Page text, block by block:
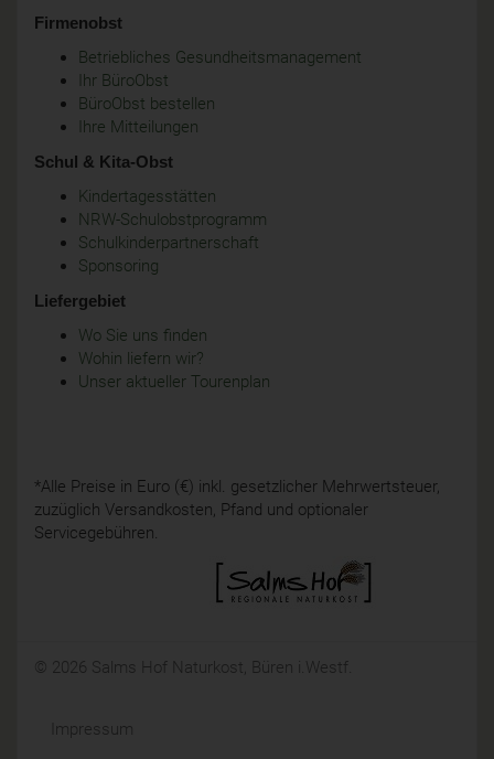
Firmenobst
Betriebliches Gesundheitsmanagement
Ihr BüroObst
BüroObst bestellen
Ihre Mitteilungen
Schul & Kita-Obst
Kindertagesstätten
NRW-Schulobstprogramm
Schulkinderpartnerschaft
Sponsoring
Liefergebiet
Wo Sie uns finden
Wohin liefern wir?
Unser aktueller Tourenplan
*Alle Preise in Euro (€) inkl. gesetzlicher Mehrwertsteuer,
zuzüglich Versandkosten, Pfand und optionaler
Servicegebühren.
© 2026 Salms Hof Naturkost, Büren i.Westf.
Impressum